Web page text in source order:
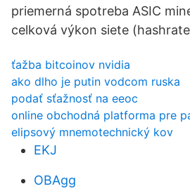
priemerná spotreba ASIC
celková výkon siete
ťažba bitcoinov nvidia
ako dlho je putin vodcom ruska
podať sťažnosť na eeoc
online obchodná platforma pre
elipsový mnemotechnický kov
EKJ
OBAgg